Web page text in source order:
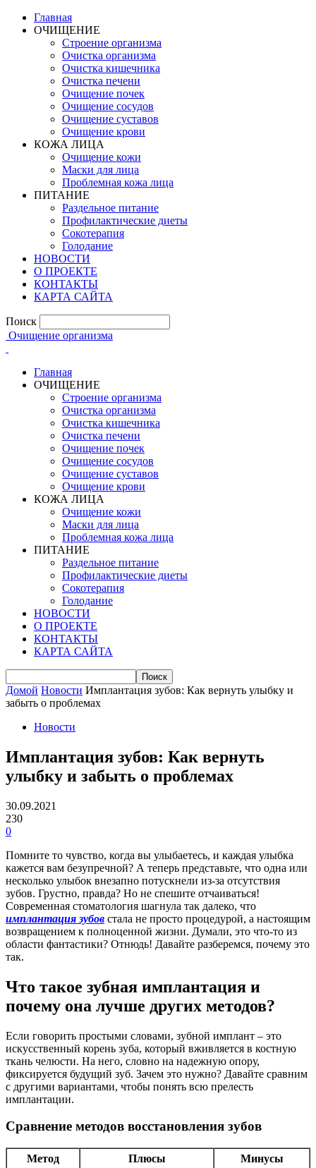
Главная
ОЧИЩЕНИЕ
Строение организма
Очистка организма
Очистка кишечника
Очистка печени
Очищение почек
Очищение сосудов
Очищение суставов
Очищение крови
КОЖА ЛИЦА
Очищение кожи
Маски для лица
Проблемная кожа лица
ПИТАНИЕ
Раздельное питание
Профилактические диеты
Сокотерапия
Голодание
НОВОСТИ
О ПРОЕКТЕ
КОНТАКТЫ
КАРТА САЙТА
Поиск
Очищение организма
Главная
ОЧИЩЕНИЕ
Строение организма
Очистка организма
Очистка кишечника
Очистка печени
Очищение почек
Очищение сосудов
Очищение суставов
Очищение крови
КОЖА ЛИЦА
Очищение кожи
Маски для лица
Проблемная кожа лица
ПИТАНИЕ
Раздельное питание
Профилактические диеты
Сокотерапия
Голодание
НОВОСТИ
О ПРОЕКТЕ
КОНТАКТЫ
КАРТА САЙТА
Домой Новости Имплантация зубов: Как вернуть улыбку и
забыть о проблемах
Новости
Имплантация зубов: Как вернуть
улыбку и забыть о проблемах
30.09.2021
230
0
Помните то чувство, когда вы улыбаетесь, и каждая улыбка
кажется вам безупречной? А теперь представьте, что одна или
несколько улыбок внезапно потускнели из-за отсутствия
зубов. Грустно, правда? Но не спешите отчаиваться!
Современная стоматология шагнула так далеко, что
имплантация зубов стала не просто процедурой, а настоящим
возвращением к полноценной жизни. Думали, это что-то из
области фантастики? Отнюдь! Давайте разберемся, почему это
так.
Что такое зубная имплантация и
почему она лучше других методов?
Если говорить простыми словами, зубной имплант – это
искусственный корень зуба, который вживляется в костную
ткань челюсти. На него, словно на надежную опору,
фиксируется будущий зуб. Зачем это нужно? Давайте сравним
с другими вариантами, чтобы понять всю прелесть
имплантации.
Сравнение методов восстановления зубов
Метод Плюсы Минусы